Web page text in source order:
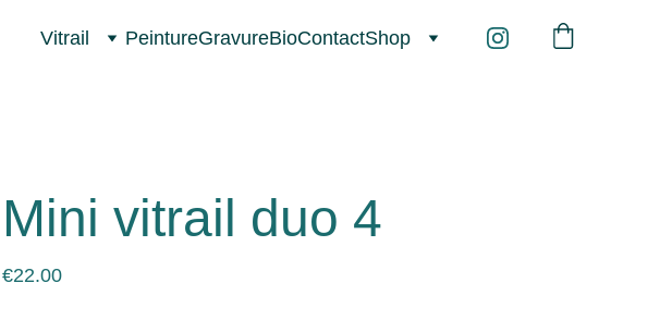
Vitrail PeintureGravureBioContactShop
Mini vitrail duo 4
€22.00